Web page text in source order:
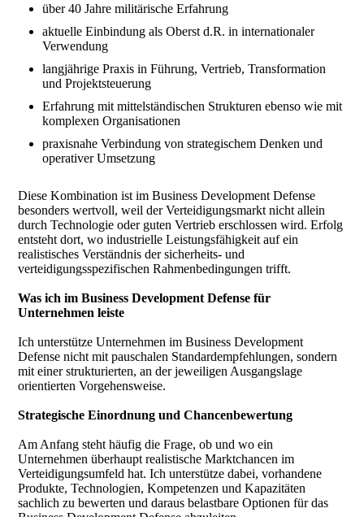
über 40 Jahre militärische Erfahrung
aktuelle Einbindung als Oberst d.R. in internationaler
Verwendung
langjährige Praxis in Führung, Vertrieb, Transformation
und Projektsteuerung
Erfahrung mit mittelständischen Strukturen ebenso wie mit
komplexen Organisationen
praxisnahe Verbindung von strategischem Denken und
operativer Umsetzung
Diese Kombination ist im Business Development Defense
besonders wertvoll, weil der Verteidigungsmarkt nicht allein
durch Technologie oder guten Vertrieb erschlossen wird. Erfolg
entsteht dort, wo industrielle Leistungsfähigkeit auf ein
realistisches Verständnis der sicherheits- und
verteidigungsspezifischen Rahmenbedingungen trifft.
Was ich im Business Development Defense für
Unternehmen leiste
Ich unterstütze Unternehmen im Business Development
Defense nicht mit pauschalen Standardempfehlungen, sondern
mit einer strukturierten, an der jeweiligen Ausgangslage
orientierten Vorgehensweise.
Strategische Einordnung und Chancenbewertung
Am Anfang steht häufig die Frage, ob und wo ein
Unternehmen überhaupt realistische Marktchancen im
Verteidigungsumfeld hat. Ich unterstütze dabei, vorhandene
Produkte, Technologien, Kompetenzen und Kapazitäten
sachlich zu bewerten und daraus belastbare Optionen für das